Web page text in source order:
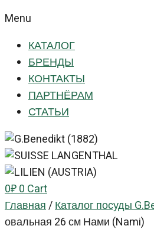
Menu
КАТАЛОГ
БРЕНДЫ
КОНТАКТЫ
ПАРТНЁРАМ
СТАТЬИ
0₽0Cart
Главная/Каталог посуды
овальная 26 см Нами (Nami)